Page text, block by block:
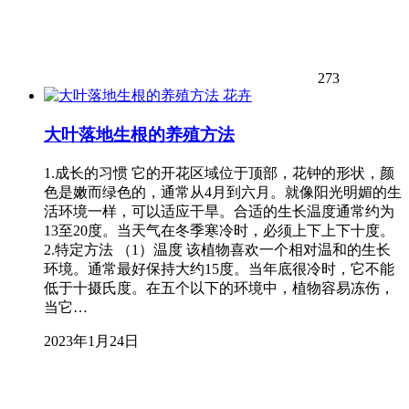
273
花卉
大叶落地生根的养殖方法
1.成长的习惯 它的开花区域位于顶部，花钟的形状，颜
色是嫩而绿色的，通常从4月到六月。就像阳光明媚的生
活环境一样，可以适应干旱。合适的生长温度通常约为
13至20度。当天气在冬季寒冷时，必须上下上下十度。
2.特定方法 （1）温度 该植物喜欢一个相对温和的生长
环境。通常最好保持大约15度。当年底很冷时，它不能
低于十摄氏度。在五个以下的环境中，植物容易冻伤，
当它…
2023年1月24日